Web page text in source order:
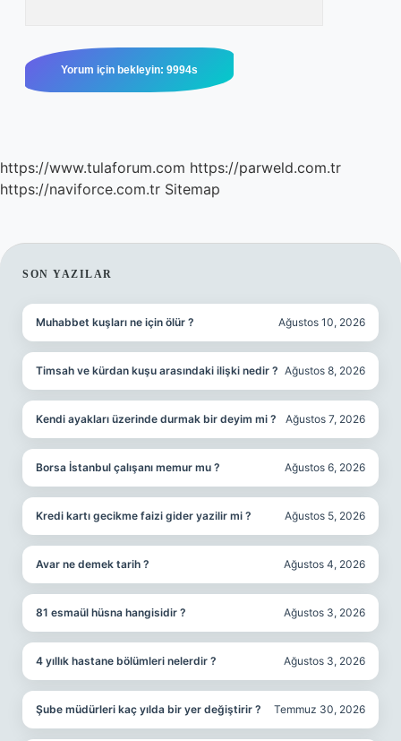
https://www.tulaforum.com https://parweld.com.tr
https://naviforce.com.tr Sitemap
SIDEBAR
SON YAZILAR
Muhabbet kuşları ne için ölür ? Ağustos 10, 2026
Timsah ve kürdan kuşu arasındaki ilişki nedir ? Ağustos 8, 2026
Kendi ayakları üzerinde durmak bir deyim mi ? Ağustos 7, 2026
Borsa İstanbul çalışanı memur mu ? Ağustos 6, 2026
Kredi kartı gecikme faizi gider yazilir mi ? Ağustos 5, 2026
Avar ne demek tarih ? Ağustos 4, 2026
81 esmaül hüsna hangisidir ? Ağustos 3, 2026
4 yıllık hastane bölümleri nelerdir ? Ağustos 3, 2026
Şube müdürleri kaç yılda bir yer değiştirir ? Temmuz 30, 2026